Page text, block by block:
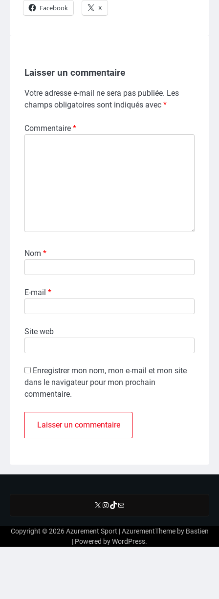
Facebook X
Laisser un commentaire
Votre adresse e-mail ne sera pas publiée. Les
champs obligatoires sont indiqués avec *
Commentaire *
Nom *
E-mail *
Site web
Enregistrer mon nom, mon e-mail et mon site
dans le navigateur pour mon prochain
commentaire.
X Instagram
TikTok
E-mail
Copyright © 2026Azurement Sport | AzurementTheme by Bastien
| Powered byWordPress.